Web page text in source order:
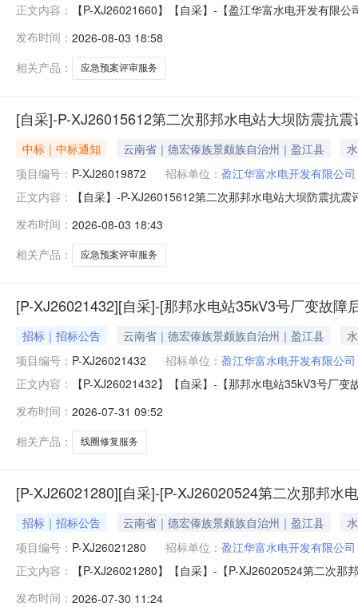
正文内容：
【P-XJ26021660】【自采】-【盈江华富水电开发有限
发布时间： 2026-08-03 18:58
相关产品：
应急预案评审服务
[自采]-P-XJ26015612第二次那邦水电站大坝防震抗
中标｜中标通知 云南省｜德宏傣族景颇族自治州｜盈江县
项目编号： P-XJ26019872 招标单位： 盈江华富水电开发有限公司
正文内容：
【自采】-P-XJ26015612第二次那邦水电站大坝防震抗
发布时间： 2026-08-03 18:43
相关产品：
应急预案评审服务
[P-XJ26021432][自采]-[那邦水电站35kV3号厂变故障
招标｜招标公告 云南省｜德宏傣族景颇族自治州｜盈江县
项目编号： P-XJ26021432 招标单位： 盈江华富水电开发有限公司
正文内容：
【P-XJ26021432】【自采】-【那邦水电站35kV3号厂
发布时间： 2026-07-31 09:52
相关产品：
线圈修复服务
[P-XJ26021280][自采]-[P-XJ26020524第二次那邦水
招标｜招标公告 云南省｜德宏傣族景颇族自治州｜盈江县
项目编号： P-XJ26021280 招标单位： 盈江华富水电开发有限公司
正文内容：
【P-XJ26021280】【自采】-【P-XJ26020524第二次
发布时间： 2026-07-30 11:24